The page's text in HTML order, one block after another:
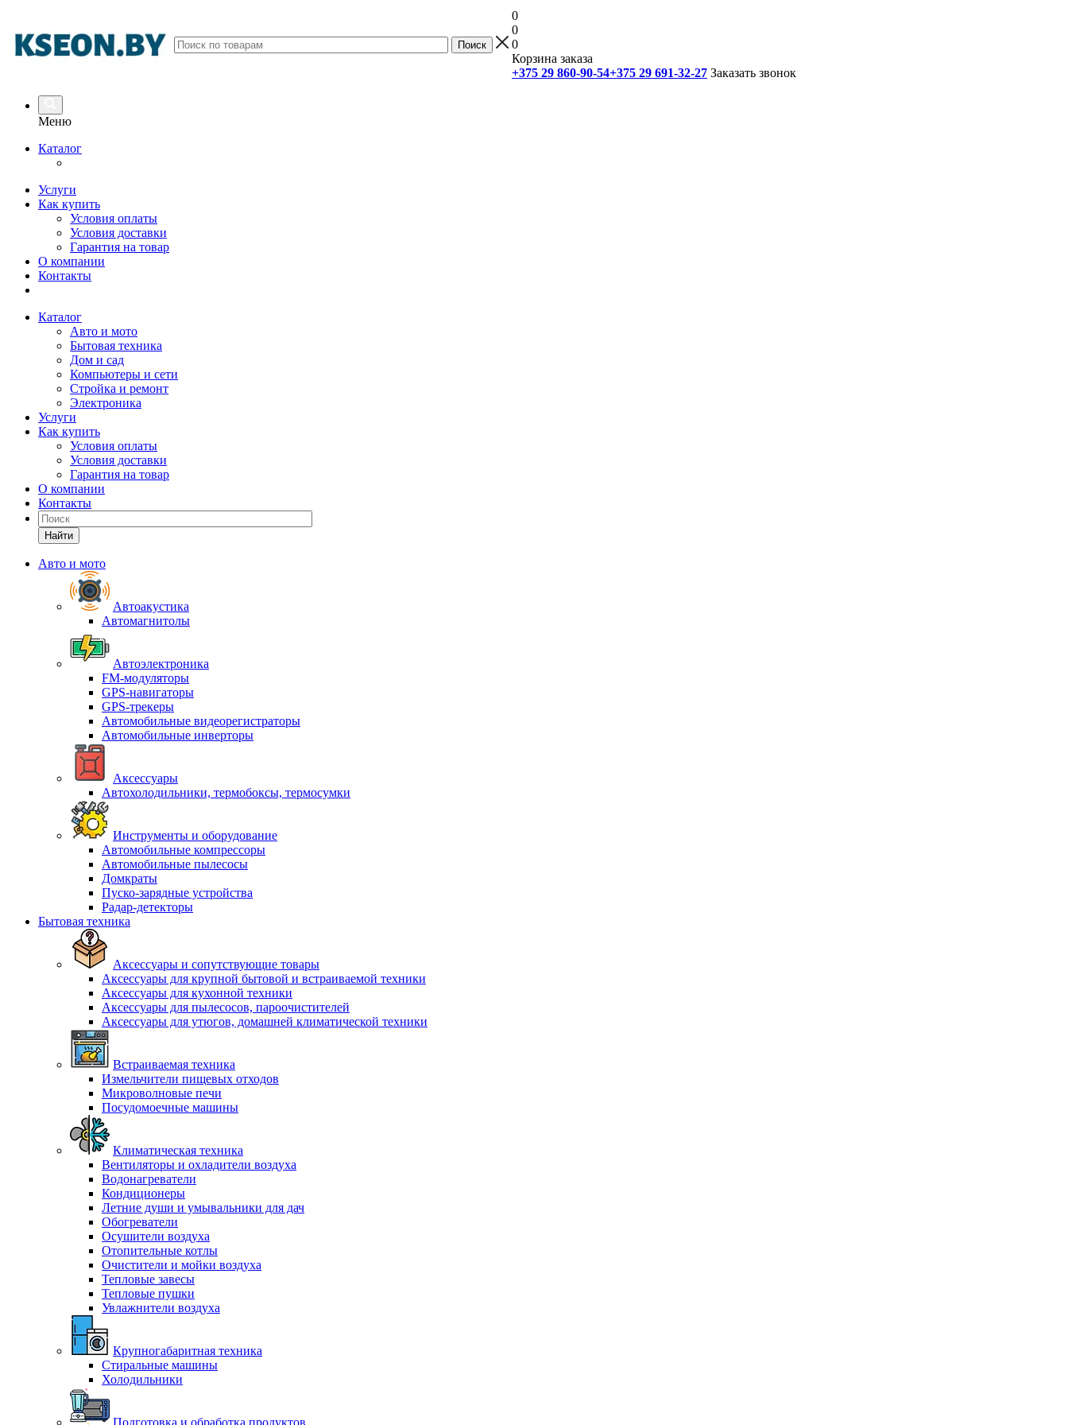
0
0
0
Корзина заказа
+375 29 860-90-54+375 29 691-32-27 Заказать звонок
Меню
Каталог
Услуги
Как купить
Условия оплаты
Условия доставки
Гарантия на товар
О компании
Контакты
Каталог
Авто и мото
Бытовая техника
Дом и сад
Компьютеры и сети
Стройка и ремонт
Электроника
Услуги
Как купить
Условия оплаты
Условия доставки
Гарантия на товар
О компании
Контакты
Найти
Авто и мото
Автоакустика
Автомагнитолы
Автоэлектроника
FM-модуляторы
GPS-навигаторы
GPS-трекеры
Автомобильные видеорегистраторы
Автомобильные инверторы
Аксессуары
Автохолодильники, термобоксы, термосумки
Инструменты и оборудование
Автомобильные компрессоры
Автомобильные пылесосы
Домкраты
Пуско-зарядные устройства
Радар-детекторы
Бытовая техника
Аксессуары и сопутствующие товары
Аксессуары для крупной бытовой и встраиваемой техники
Аксессуары для кухонной техники
Аксессуары для пылесосов, пароочистителей
Аксессуары для утюгов, домашней климатической техники
Встраиваемая техника
Измельчители пищевых отходов
Микроволновые печи
Посудомоечные машины
Климатическая техника
Вентиляторы и охладители воздуха
Водонагреватели
Кондиционеры
Летние души и умывальники для дач
Обогреватели
Осушители воздуха
Отопительные котлы
Очистители и мойки воздуха
Тепловые завесы
Тепловые пушки
Увлажнители воздуха
Крупногабаритная техника
Стиральные машины
Холодильники
Подготовка и обработка продуктов